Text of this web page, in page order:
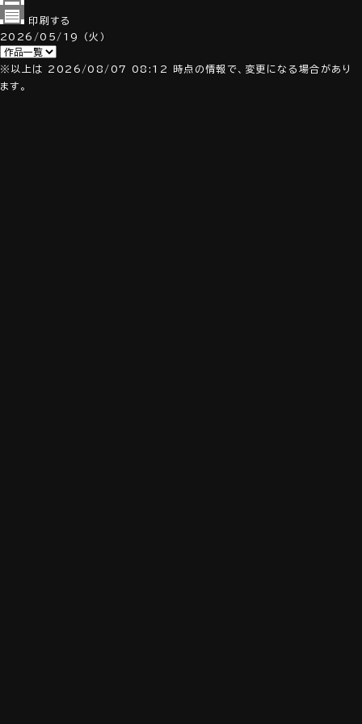
印刷する
2026/05/19
（火）
※以上は 2026/08/07 08:12 時点の情報で、変更になる場合があり
ます。